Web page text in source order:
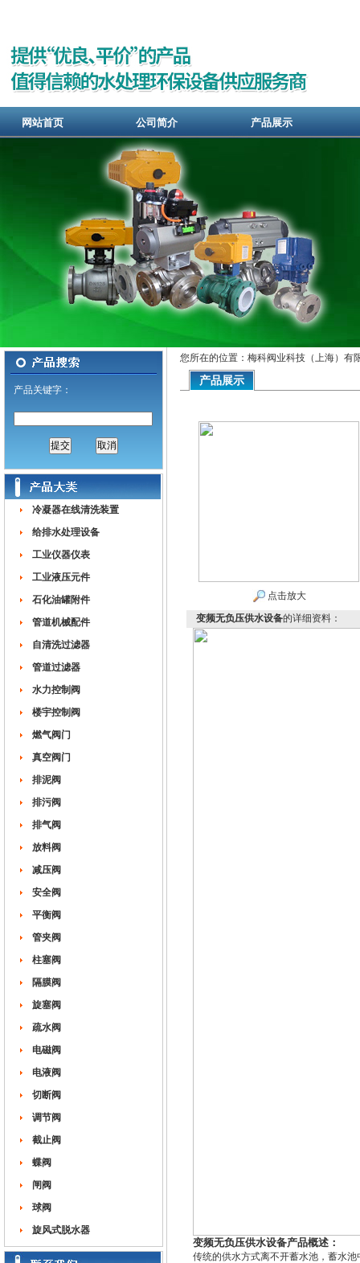
网站首页 公司简介 产品展示
产品关键字：
冷凝器在线清洗装置
给排水处理设备
工业仪器仪表
工业液压元件
石化油罐附件
管道机械配件
自清洗过滤器
管道过滤器
水力控制阀
楼宇控制阀
燃气阀门
真空阀门
排泥阀
排污阀
排气阀
放料阀
减压阀
安全阀
平衡阀
管夹阀
柱塞阀
隔膜阀
旋塞阀
疏水阀
电磁阀
电液阀
切断阀
调节阀
截止阀
蝶阀
闸阀
球阀
旋风式脱水器
您所在的位置：梅科阀业科技（上海）有
产品展示
点击放大
变频无负压供水设备的详细资料：
变频无负压供水设备产品概述：
传统的供水方式离不开蓄水池，蓄水